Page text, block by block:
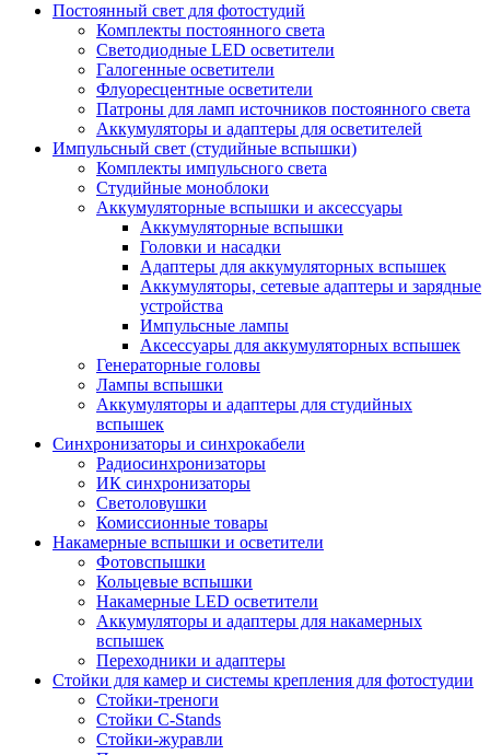
Постоянный свет для фотостудий
Комплекты постоянного света
Светодиодные LED осветители
Галогенные осветители
Флуоресцентные осветители
Патроны для ламп источников постоянного света
Аккумуляторы и адаптеры для осветителей
Импульсный свет (студийные вспышки)
Комплекты импульсного света
Студийные моноблоки
Аккумуляторные вспышки и аксессуары
Аккумуляторные вспышки
Головки и насадки
Адаптеры для аккумуляторных вспышек
Аккумуляторы, сетевые адаптеры и зарядные
устройства
Импульсные лампы
Аксессуары для аккумуляторных вспышек
Генераторные головы
Лампы вспышки
Аккумуляторы и адаптеры для студийных
вспышек
Синхронизаторы и синхрокабели
Радиосинхронизаторы
ИК синхронизаторы
Светоловушки
Комиссионные товары
Накамерные вспышки и осветители
Фотовспышки
Кольцевые вспышки
Накамерные LED осветители
Аккумуляторы и адаптеры для накамерных
вспышек
Переходники и адаптеры
Стойки для камер и системы крепления для фотостудии
Стойки-треноги
Стойки C-Stands
Стойки-журавли